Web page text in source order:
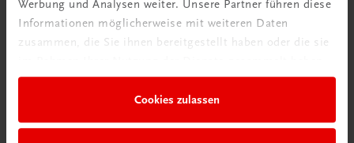
Werbung und Analysen weiter. Unsere Partner führen diese
Informationen möglicherweise mit weiteren Daten
zusammen, die Sie ihnen bereitgestellt haben oder die sie
Cookies zulassen
Die Veggie-Profis